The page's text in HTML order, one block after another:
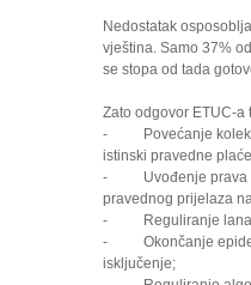
Nedostatak
vještina. Samo 37%
se stopa od tada
Zato odgovor ETUC-
- Povećanje
istinski pravedne
- Uvođenje prava na
pravednog prijelaza
- Reguliranje lanaca
- Okončanje
isključenje;